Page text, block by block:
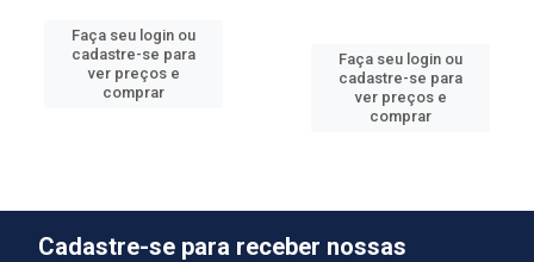
Faça seu login ou
cadastre-se para
ver preços e
comprar
Faça seu login ou
cadastre-se para
ver preços e
comprar
Cadastre-se para receber nossas